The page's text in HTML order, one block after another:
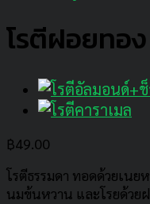
โรตีฝอยทอง
฿49.00
โรตีธรรมดา ทอดด้วยเน
นมข้นหวาน และโรยด้วย